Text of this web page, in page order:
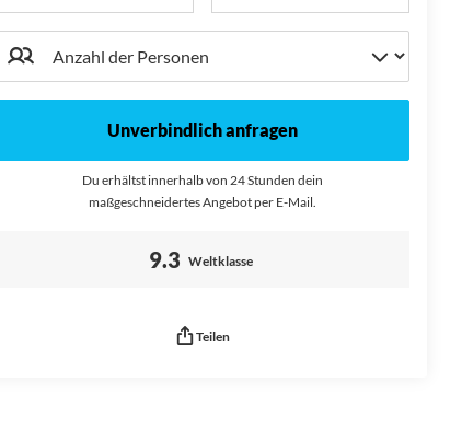
Unverbindlich anfragen
Du erhältst innerhalb von 24 Stunden dein
maßgeschneidertes Angebot per E-Mail.
Weltklasse
9.3
Teilen